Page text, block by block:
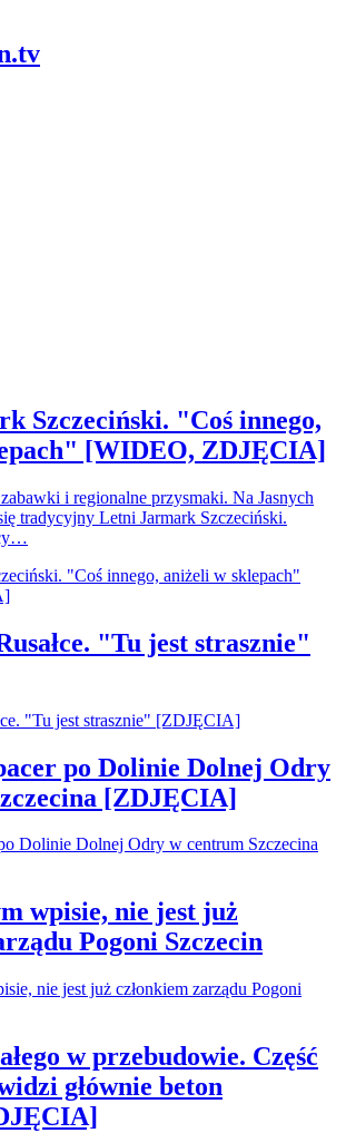
Szczeciński. "Coś innego,
[WIDEO, ZDJĘCIA]
i regionalne przysmaki. Na Jasnych
tradycyjny Letni Jarmark Szczeciński.
"Tu jest strasznie"
po Dolinie Dolnej Odry
[ZDJĘCIA]
wpisie, nie jest już
Pogoni Szczecin
w przebudowie. Część
głównie beton